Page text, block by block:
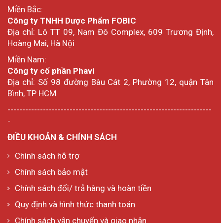
Miền Bắc:
Công ty TNHH Dược Phẩm FOBIC
Địa chỉ: Lô TT 09, Nam Đô Complex, 609 Trương Định,
Hoàng Mai, Hà Nội
Miền Nam:
Công ty cổ phần Phavi
Địa chỉ: Số 98 đường Bàu Cát 2, Phường 12, quận Tân
Bình, TP HCM
---------------------------------------------------------------------
-
ĐIỀU KHOẢN & CHÍNH SÁCH
Chính sách hỗ trợ
Chính sách bảo mật
Chính sách đổi/ trả hàng và hoàn tiền
Quy định và hình thức thanh toán
Chính sách vận chuyển và giao nhận